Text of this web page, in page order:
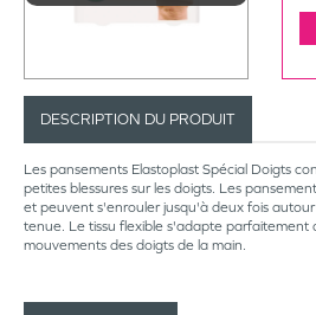
DESCRIPTION DU PRODUIT
Les pansements Elastoplast Spécial Doigts
petites blessures sur les doigts. Les
et peuvent s'enrouler jusqu'à deux fois
tenue. Le tissu flexible s'adapte parfaitement
mouvements des doigts de la main.